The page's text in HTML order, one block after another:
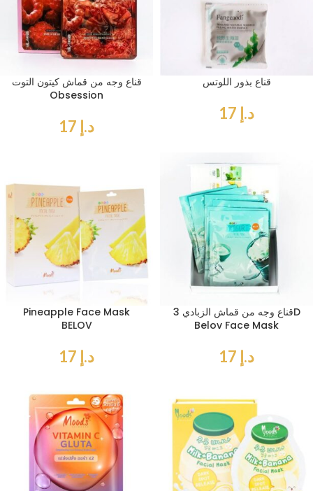
قناع وجه من قماش كيتون التوت
Obsession
د.إ
قناع بذور اللوتس
د.إ
Pineapple Face Mask
BELOV
د.إ
قناع وجه من قماش الزبادي 3D
Belov Face Mask
د.إ